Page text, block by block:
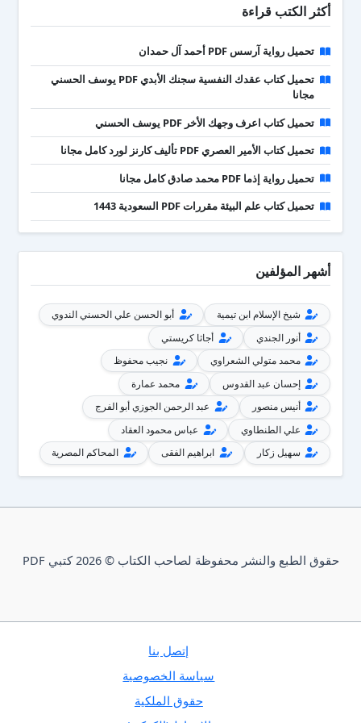
أكثر الكتب قراءة
تحميل رواية آرسس PDF أحمد آل حمدان
تحميل كتاب عقدك النفسية سجنك الأبدي PDF يوسف الحسني
مجانا
تحميل كتاب اعرف وجهك الأخر PDF يوسف الحسني
تحميل كتاب الأمير العصري PDF تأليف كارنز لورد كامل مجانا
تحميل رواية إذما PDF محمد صادق كامل مجانا
تحميل كتاب علم البيئة مقررات PDF السعودية 1443
أشهر المؤلفين
شيخ الإسلام ابن تيمية
أبو الحسن علي الحسني الندوي
أنور الجندي
أجاثا كريستي
محمد متولي الشعراوي
نجيب محفوظ
إحسان عبد القدوس
محمد عمارة
أنيس منصور
عبد الرحمن الجوزي أبو الفرج
علي الطنطاوي
عباس محمود العقاد
سهيل زكار
ابراهيم الفقى المحاكم المصرية
حقوق الطبع والنشر محفوظة لصاحب الكتاب © 2026 كتبي PDF
إتصل بنا
سياسة الخصوصية
حقوق الملكية